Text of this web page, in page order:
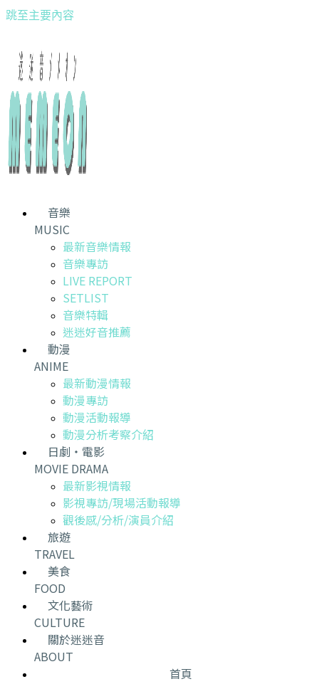
跳至主要內容
音樂
MUSIC
最新音樂情報
音樂專訪
LIVE REPORT
SETLIST
音樂特輯
迷迷好音推薦
動漫
ANIME
最新動漫情報
動漫專訪
動漫活動報導
動漫分析考察介紹
日劇・電影
MOVIE DRAMA
最新影視情報
影視專訪/現場活動報導
觀後感/分析/演員介紹
旅遊
TRAVEL
美食
FOOD
文化藝術
CULTURE
關於迷迷音
ABOUT
首頁